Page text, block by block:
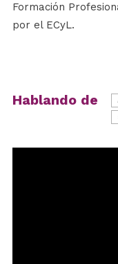
Formación
por el ECyL.
Hablando de